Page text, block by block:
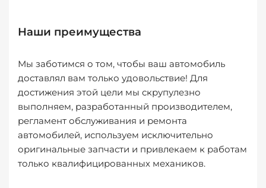
Наши преимущества
Мы заботимся о том, чтобы ваш автомобиль
доставлял вам только удовольствие! Для
достижения этой цели мы скрупулезно
выполняем, разработанный производителем,
регламент обслуживания и ремонта
автомобилей, используем исключительно
оригинальные запчасти и привлекаем к работам
только квалифицированных механиков.